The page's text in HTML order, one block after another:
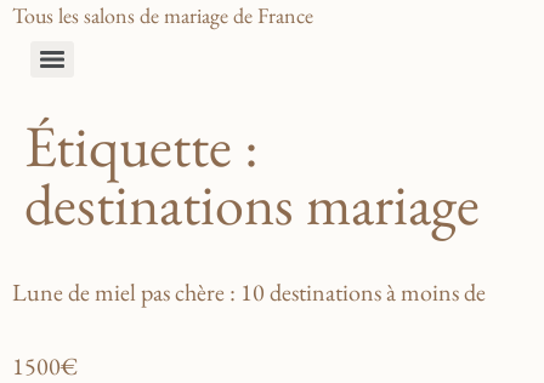
Tous les salons de mariage de France
Étiquette :
destinations mariage
Lune de miel pas chère : 10 destinations à moins de
1500€